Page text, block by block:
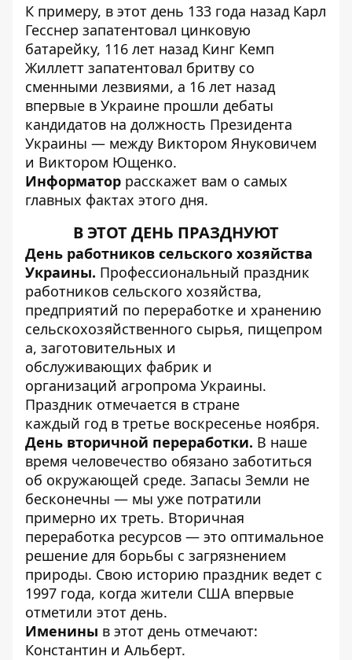
К примеру, в этот день 133 года назад Карл
Гесснер запатентовал цинковую
батарейку, 116 лет назад Кинг Кемп
Жиллетт запатентовал бритву со
сменными лезвиями, а 16 лет назад
впервые в Украине прошли дебаты
кандидатов на должность Президента
Украины — между Виктором Януковичем
и Виктором Ющенко.
Информатор расскажет вам о самых
главных фактах этого дня.
В ЭТОТ ДЕНЬ ПРАЗДНУЮТ
День работников сельского хозяйства
Украины. Профессиональный праздник
работников сельского хозяйства,
предприятий по переработке и хранению
сельскохозяйственного сырья, пищепром
а, заготовительных и
обслуживающих фабрик и
организаций агропрома Украины.
Праздник отмечается в стране
каждый год в третье воскресенье ноября.
День вторичной переработки. В наше
время человечество обязано заботиться
об окружающей среде. Запасы Земли не
бесконечны — мы уже потратили
примерно их треть. Вторичная
переработка ресурсов — это оптимальное
решение для борьбы с загрязнением
природы. Свою историю праздник ведет с
1997 года, когда жители США впервые
отметили этот день.
Именины в этот день отмечают:
Константин и Альберт.